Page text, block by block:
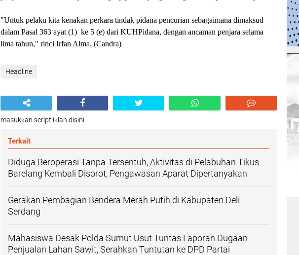
"Untuk pelaku kita kenakan perkara tindak pidana pencurian sebagaimana dimaksud
dalam Pasal 363 ayat (1) ke 5 (e) dari KUHPidana, dengan ancaman penjara selama
lima tahun," rinci Irfan Alma. (Candra)
Headline
masukkan script iklan disini
Terkait
Diduga Beroperasi Tanpa Tersentuh, Aktivitas di Pelabuhan Tikus
Barelang Kembali Disorot, Pengawasan Aparat Dipertanyakan
Gerakan Pembagian Bendera Merah Putih di Kabupaten Deli
Serdang
Mahasiswa Desak Polda Sumut Usut Tuntas Laporan Dugaan
Penjualan Lahan Sawit, Serahkan Tuntutan ke DPD Partai